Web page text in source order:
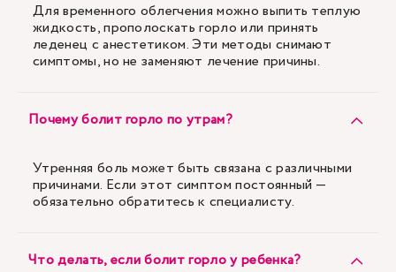
Для временного облегчения можно выпить теплую
жидкость, прополоскать горло или принять
леденец с анестетиком. Эти методы снимают
симптомы, но не заменяют лечение причины.
Почему болит горло по утрам?
Утренняя боль может быть связана с различными
причинами. Если этот симптом постоянный —
обязательно обратитесь к специалисту.
Что делать, если болит горло у ребенка?